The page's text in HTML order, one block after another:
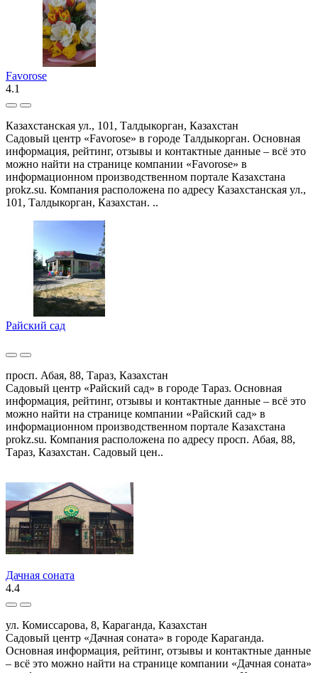
Favorose
4.1
Казахстанская ул., 101, Талдыкорган, Казахстан
Садовый центр «Favorose» в городе Талдыкорган. Основная
информация, рейтинг, отзывы и контактные данные – всё это
можно найти на странице компании «Favorose» в
информационном производственном портале Казахстана
prokz.su. Компания расположена по адресу Казахстанская ул.,
101, Талдыкорган, Казахстан. ..
Райский сад
просп. Абая, 88, Тараз, Казахстан
Садовый центр «Райский сад» в городе Тараз. Основная
информация, рейтинг, отзывы и контактные данные – всё это
можно найти на странице компании «Райский сад» в
информационном производственном портале Казахстана
prokz.su. Компания расположена по адресу просп. Абая, 88,
Тараз, Казахстан. Садовый цен..
Дачная соната
4.4
ул. Комиссарова, 8, Караганда, Казахстан
Садовый центр «Дачная соната» в городе Караганда.
Основная информация, рейтинг, отзывы и контактные данные
– всё это можно найти на странице компании «Дачная соната»